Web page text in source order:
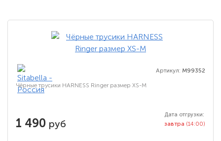
Артикул: M99352
Чёрные трусики HARNESS Ringer размер XS-M
1 490 руб
Дата отгрузки:
завтра (14:00)